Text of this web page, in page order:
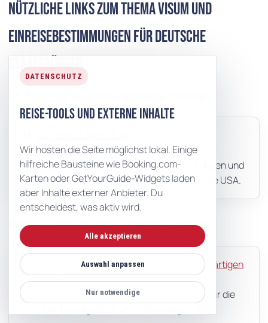
Nützliche Links zum Thema Visum und
Einreisebestimmungen für deutsche
Staatsbürger
Hier finden sich Informationen zur
Visumantragstellung, Terminvereinbarungen und
weiterführende Hinweise zur Einreise in die USA.
Reisehinweise und Sicherheitsinformationen
Reise- und Sicherheitshinweise des Auswärtigen
Amts
Aktuelle Reise- und Sicherheitshinweise für die
DATENSCHUTZ
Reise-Tools und externe Inhalte
Wir hosten die Seite möglichst lokal. Einige
hilfreiche Bausteine wie Booking.com-
Karten oder GetYourGuide-Widgets laden
aber Inhalte externer Anbieter. Du
entscheidest, was aktiv wird.
Alle akzeptieren
Auswahl anpassen
Nur notwendige